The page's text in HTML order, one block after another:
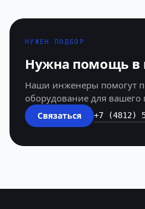
НУЖЕН ПОДБОР
Нужна помощь в
Наши инженеры помогут
оборудование для вашего
Связаться +7 (4812)